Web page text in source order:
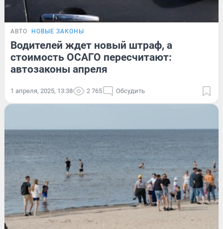
АВТО НОВЫЕ ЗАКОНЫ
Водителей ждет новый штраф, а
стоимость ОСАГО пересчитают:
автозаконы апреля
1 апреля, 2025, 13:38 2 765 Обсудить